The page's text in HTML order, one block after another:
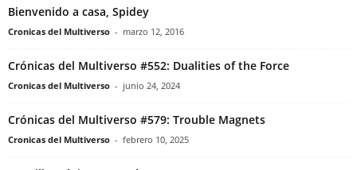
Bienvenido a casa, Spidey
Cronicas del Multiverso - marzo 12, 2016
Crónicas del Multiverso #552: Dualities of the Force
Cronicas del Multiverso - junio 24, 2024
Crónicas del Multiverso #579: Trouble Magnets
Cronicas del Multiverso - febrero 10, 2025